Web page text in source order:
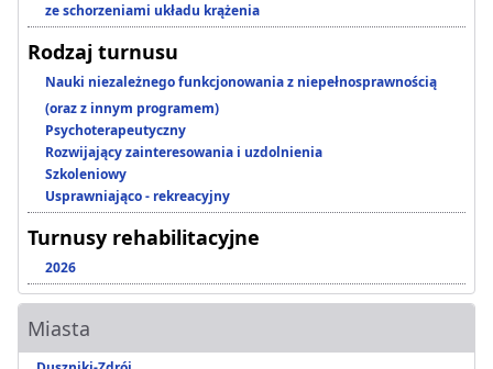
ze schorzeniami układu krążenia
Rodzaj turnusu
Nauki niezależnego funkcjonowania z niepełnosprawnością
(oraz z innym programem)
Psychoterapeutyczny
Rozwijający zainteresowania i uzdolnienia
Szkoleniowy
Usprawniająco - rekreacyjny
Turnusy rehabilitacyjne
2026
Miasta